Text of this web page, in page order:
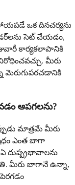
ఒక దినచర్యను
సెట్ చేయడం,
కార్యకలాపానికి
మీరు
ఆపగలను?
మాత్రమే మీరు
ఎంత బాగా
దుష్ప్రభావాలను
మీరు బాగానే ఉన్నా,